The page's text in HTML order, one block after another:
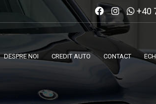
+40
DESPRE NOI CREDIT AUTO CONTACT